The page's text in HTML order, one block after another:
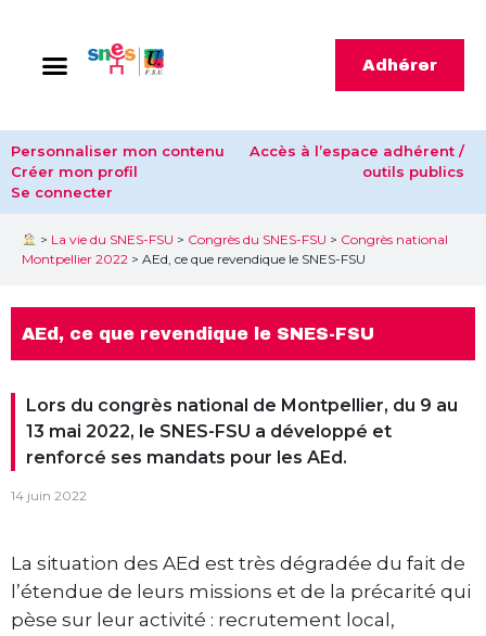
Adhérer
Personnaliser mon contenu
Créer mon profil
Se connecter
Accès à l’espace adhérent /
outils publics
> La vie du SNES-FSU > Congrès du SNES-FSU > Congrès national
Montpellier 2022 > AEd, ce que revendique le SNES-FSU
AEd, ce que revendique le SNES-FSU
Lors du congrès national de Montpellier, du 9 au
13 mai 2022, le SNES-FSU a développé et
renforcé ses mandats pour les AEd.
14 juin 2022
La situation des AEd est très dégradée du fait de
l’étendue de leurs missions et de la précarité qui
pèse sur leur activité : recrutement local,